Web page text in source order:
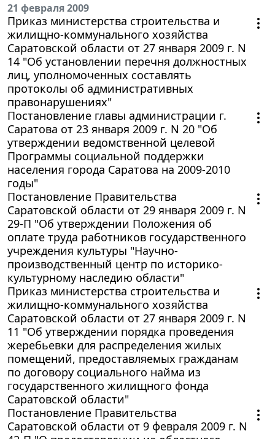
21 февраля 2009
Приказ министерства строительства и
жилищно-коммунального хозяйства
Саратовской области от 27 января 2009 г. N
14 "Об установлении перечня должностных
лиц, уполномоченных составлять
протоколы об административных
правонарушениях"
Постановление главы администрации г.
Саратова от 23 января 2009 г. N 20 "Об
утверждении ведомственной целевой
Программы социальной поддержки
населения города Саратова на 2009-2010
годы"
Постановление Правительства
Саратовской области от 29 января 2009 г. N
29-П "Об утверждении Положения об
оплате труда работников государственного
учреждения культуры "Научно-
производственный центр по историко-
культурному наследию области"
Приказ министерства строительства и
жилищно-коммунального хозяйства
Саратовской области от 27 января 2009 г. N
11 "Об утверждении порядка проведения
жеребьевки для распределения жилых
помещений, предоставляемых гражданам
по договору социального найма из
государственного жилищного фонда
Саратовской области"
Постановление Правительства
Саратовской области от 9 февраля 2009 г. N